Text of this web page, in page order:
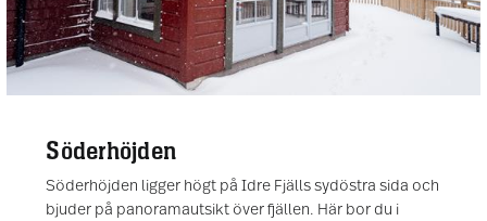
Söderhöjden
Söderhöjden ligger högt på Idre Fjälls sydöstra sida och
bjuder på panoramautsikt över fjällen. Här bor du i